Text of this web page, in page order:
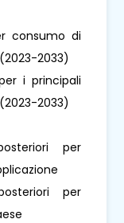
consumo di
2033)
i principali
2033)
per
per